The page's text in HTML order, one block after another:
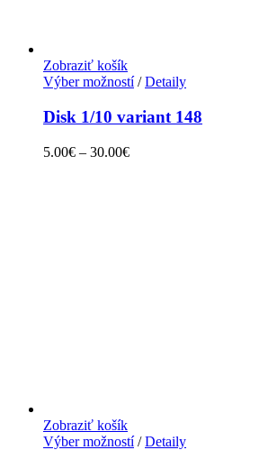
Zobraziť košík
Výber možností/ Detaily
Disk 1/10 variant 148
5.00€ – 30.00€
Zobraziť košík
Výber možností/ Detaily